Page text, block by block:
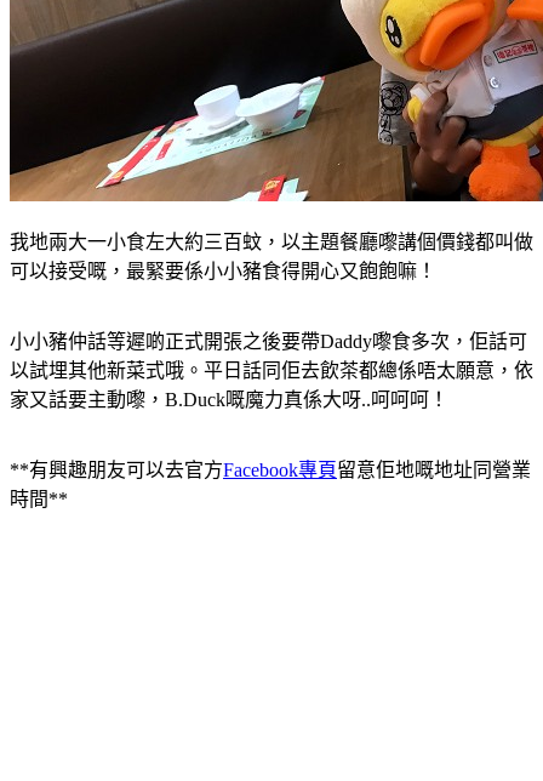
我地兩大一小食左大約三百蚊，以主題餐廳嚟講個價錢都叫做
可以接受嘅，最緊要係小小豬食得開心又飽飽嘛 ！
小小豬仲話等遲啲正式開張之後要帶Daddy嚟食多次 ，佢話可
以試埋其他新菜式哦 。平日話同佢去飲茶都總係唔太願意 ，依
家又話要主動嚟 ， B.Duck嘅魔力真係大呀..呵呵呵 ！
**有興趣朋友可以去官方Facebook專頁留意佢地嘅地址同營業
時間**